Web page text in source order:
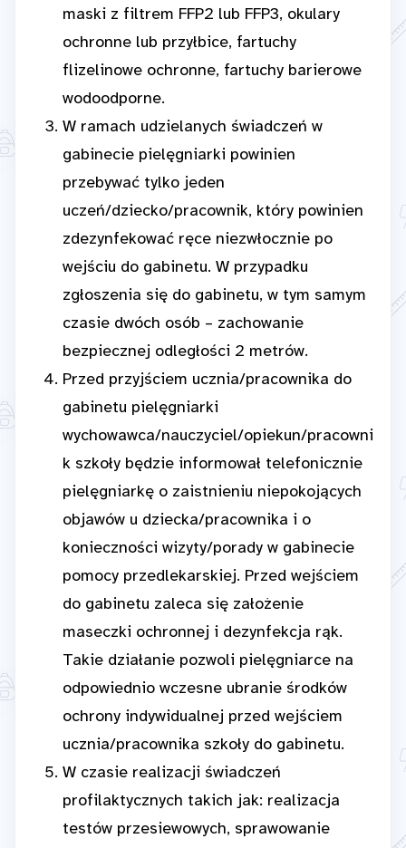
maski z filtrem FFP2 lub FFP3, okulary
ochronne lub przyłbice, fartuchy
flizelinowe ochronne, fartuchy barierowe
wodoodporne.
W ramach udzielanych świadczeń w
gabinecie pielęgniarki powinien
przebywać tylko jeden
uczeń/dziecko/pracownik, który powinien
zdezynfekować ręce niezwłocznie po
wejściu do gabinetu. W przypadku
zgłoszenia się do gabinetu, w tym samym
czasie dwóch osób – zachowanie
bezpiecznej odległości 2 metrów.
Przed przyjściem ucznia/pracownika do
gabinetu pielęgniarki
wychowawca/nauczyciel/opiekun/pracowni
k szkoły będzie informował telefonicznie
pielęgniarkę o zaistnieniu niepokojących
objawów u dziecka/pracownika i o
konieczności wizyty/porady w gabinecie
pomocy przedlekarskiej. Przed wejściem
do gabinetu zaleca się założenie
maseczki ochronnej i dezynfekcja rąk.
Takie działanie pozwoli pielęgniarce na
odpowiednio wczesne ubranie środków
ochrony indywidualnej przed wejściem
ucznia/pracownika szkoły do gabinetu.
W czasie realizacji świadczeń
profilaktycznych takich jak: realizacja
testów przesiewowych, sprawowanie